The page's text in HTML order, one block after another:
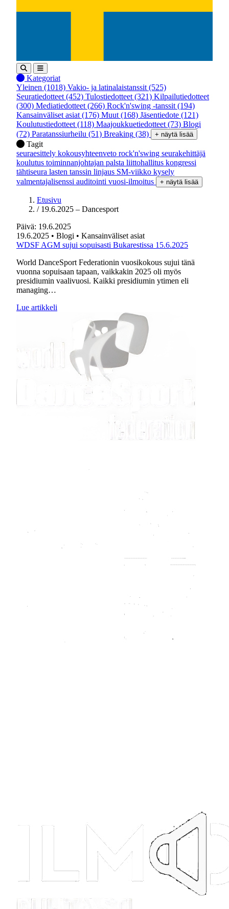
Kategoriat
Yleinen (1018) Vakio- ja latinalaistanssit (525)
Seuratiedotteet (452) Tulostiedotteet (321) Kilpailutiedotteet
(300) Mediatiedotteet (266) Rock'n'swing -tanssit (194)
Kansainväliset asiat (176) Muut (168) Jäsentiedote (121)
Koulutustiedotteet (118) Maajoukkuetiedotteet (73) Blogi
(72) Paratanssiurheilu (51) Breaking (38) + näytä lisää
Tagit
seuraesittely kokousyhteenveto rock'n'swing seurakehittäjä
koulutus toiminnanjohtajan palsta liittohallitus kongressi
tähtiseura lasten tanssin linjaus SM-viikko kysely
valmentajalisenssi auditointi vuosi-ilmoitus + näytä lisää
Etusivu
/ 19.6.2025 – Dancesport
Päivä: 19.6.2025
19.6.2025 • Blogi • Kansainväliset asiat
WDSF AGM sujui sopuisasti Bukarestissa 15.6.2025
World DanceSport Federationin vuosikokous sujui tänä
vuonna sopuisaan tapaan, vaikkakin 2025 oli myös
presidiumin vaalivuosi. Kaikki presidiumin ytimen eli
managing…
Lue artikkeli